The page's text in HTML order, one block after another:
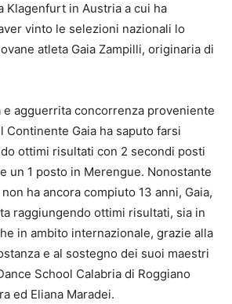
Klagenfurt in Austria a cui ha
vinto le selezioni nazionali lo
atleta Gaia Zampilli, originaria di
e agguerrita concorrenza proveniente
Continente Gaia ha saputo farsi
ottimi risultati con 2 secondi posti
un 1 posto in Merengue. Nonostante
ha ancora compiuto 13 anni, Gaia,
raggiungendo ottimi risultati, sia in
in ambito internazionale, grazie alla
e al sostegno dei suoi maestri
School Calabria di Roggiano
ed Eliana Maradei.